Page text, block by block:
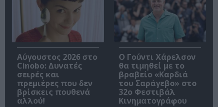
Αύγουστος 2026 στο
Cinobo: Δυνατές
σειρές και
πρεμιέρες που δεν
βρίσκεις πουθενά
αλλού!
Ο Γούντι Χάρελσον
θα τιμηθεί με το
βραβείο «Καρδιά
του Σαράγεβο» στο
32ο Φεστιβάλ
Κινηματογράφου